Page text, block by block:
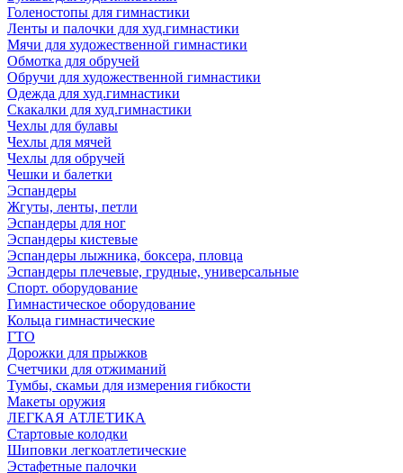
Голеностопы для гимнастики
Ленты и палочки для худ.гимнастики
Мячи для художественной гимнастики
Обмотка для обручей
Обручи для художественной гимнастики
Одежда для худ.гимнастики
Скакалки для худ.гимнастики
Чехлы для булавы
Чехлы для мячей
Чехлы для обручей
Чешки и балетки
Эспандеры
Жгуты, ленты, петли
Эспандеры для ног
Эспандеры кистевые
Эспандеры лыжника, боксера, пловца
Эспандеры плечевые, грудные, универсальные
Спорт. оборудование
Гимнастическое оборудование
Кольца гимнастические
ГТО
Дорожки для прыжков
Счетчики для отжиманий
Тумбы, скамьи для измерения гибкости
Макеты оружия
ЛЕГКАЯ АТЛЕТИКА
Стартовые колодки
Шиповки легкоатлетические
Эстафетные палочки